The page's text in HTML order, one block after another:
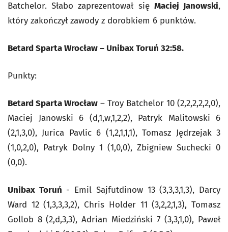
Batchelor. Słabo zaprezentował się Maciej Janowski,
który zakończył zawody z dorobkiem 6 punktów.
Betard Sparta Wrocław – Unibax Toruń 32:58.
Punkty:
Betard Sparta Wrocław – Troy Batchelor 10 (2,2,2,2,2,0),
Maciej Janowski 6 (d,1,w,1,2,2), Patryk Malitowski 6
(2,1,3,0), Jurica Pavlic 6 (1,2,1,1,1), Tomasz Jędrzejak 3
(1,0,2,0), Patryk Dolny 1 (1,0,0), Zbigniew Suchecki 0
(0,0).
Unibax Toruń - Emil Sajfutdinow 13 (3,3,3,1,3), Darcy
Ward 12 (1,3,3,3,2), Chris Holder 11 (3,2,2,1,3), Tomasz
Gollob 8 (2,d,3,3), Adrian Miedziński 7 (3,3,1,0), Paweł